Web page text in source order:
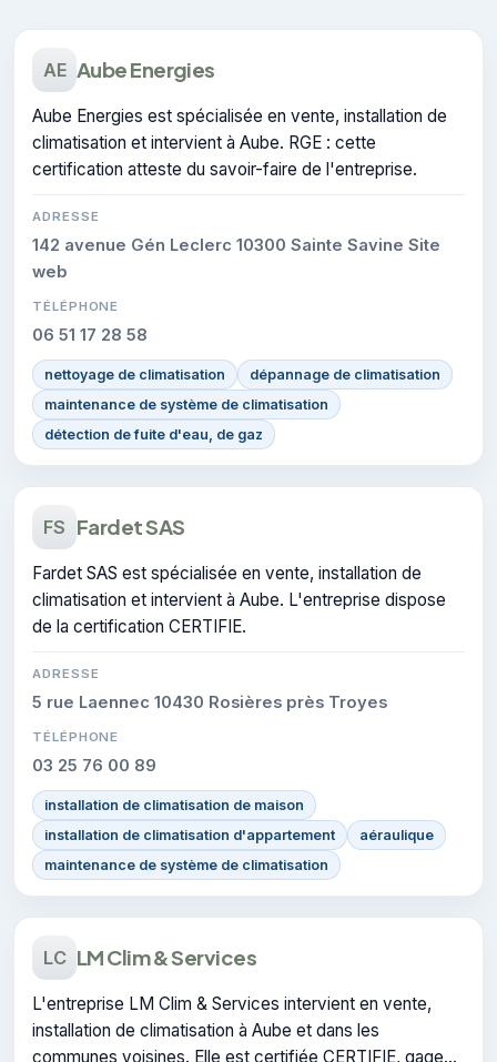
AE Aube Energies
Aube Energies est spécialisée en vente, installation de
climatisation et intervient à Aube. RGE : cette
certification atteste du savoir-faire de l'entreprise.
ADRESSE
142 avenue Gén Leclerc 10300 Sainte Savine Site
web
TÉLÉPHONE
06 51 17 28 58
nettoyage de climatisation
dépannage de climatisation
maintenance de système de climatisation
détection de fuite d'eau, de gaz
FS Fardet SAS
Fardet SAS est spécialisée en vente, installation de
climatisation et intervient à Aube. L'entreprise dispose
de la certification CERTIFIE.
ADRESSE
5 rue Laennec 10430 Rosières près Troyes
TÉLÉPHONE
03 25 76 00 89
installation de climatisation de maison
installation de climatisation d'appartement
aéraulique
maintenance de système de climatisation
LC LM Clim & Services
L'entreprise LM Clim & Services intervient en vente,
installation de climatisation à Aube et dans les
communes voisines. Elle est certifiée CERTIFIE, gage